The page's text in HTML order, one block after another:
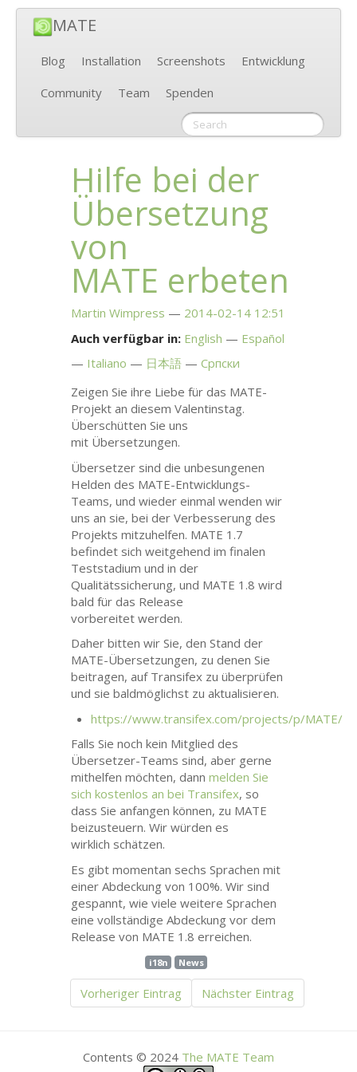
MATE
Blog Installation Screenshots
Entwicklung
Community
Team Spenden
Hilfe bei der
Übersetzung
von
MATE erbeten
Martin Wimpress
2014-02-14 12:51
Auch verfügbar in: English
Español
Italiano
日本語
Српски
Zeigen Sie ihre Liebe für das MATE-
Projekt an diesem Valentinstag.
Überschütten Sie uns
mit Übersetzungen.
Übersetzer sind die unbesungenen
Helden des MATE-Entwicklungs-
Teams, und wieder einmal wenden wir
uns an sie, bei der Verbesserung des
Projekts mitzuhelfen. MATE 1.7
befindet sich weitgehend im finalen
Teststadium und in der
Qualitätssicherung, und MATE 1.8 wird
bald für das Release
vorbereitet werden.
Daher bitten wir Sie, den Stand der
MATE-Übersetzungen, zu denen Sie
beitragen, auf Transifex zu überprüfen
und sie baldmöglichst zu aktualisieren.
https://www.transifex.com/projects/p/MATE/
Falls Sie noch kein Mitglied des
Übersetzer-Teams sind, aber gerne
mithelfen möchten, dannmelden Sie
sich kostenlos an bei Transifex, so
dass Sie anfangen können, zu MATE
beizusteuern. Wir würden es
wirklich schätzen.
Es gibt momentan sechs Sprachen mit
einer Abdeckung von 100%. Wir sind
gespannt, wie viele weitere Sprachen
eine vollständige Abdeckung vor dem
Release von MATE 1.8 erreichen.
i18n News
Vorheriger Eintrag Nächster Eintrag
Contents © 2024 The MATE Team